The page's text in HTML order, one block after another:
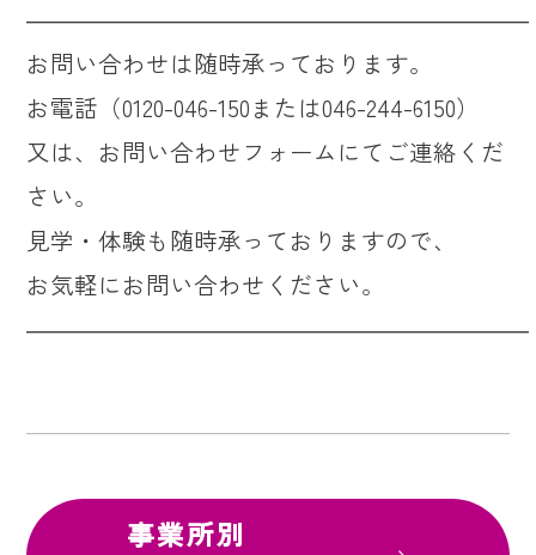
―――――――――――――――――――――
お問い合わせは随時承っております。
お電話（0120-046-150または046-244-6150）
又は、お問い合わせフォームにてご連絡くだ
さい。
見学・体験も随時承っておりますので、
お気軽にお問い合わせください。
―――――――――――――――――――――
事業所別